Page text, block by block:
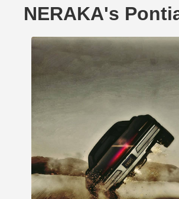
NERAKA's